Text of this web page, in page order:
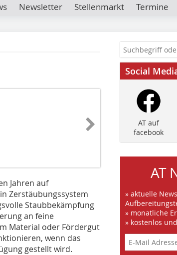
Newsletter Stellenmarkt Termine
Jahren auf
Zerstäubungssystem
Staubbekämpfung
an feine
Material oder Fördergut
wenn das
gestellt wird.
Social
AT auf
facebook
AT
» aktuelle
» monatliche
» kostenlos